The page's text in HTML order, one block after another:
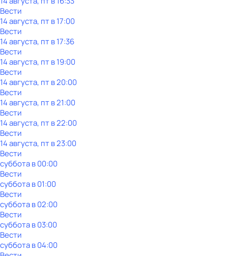
Вести
14 августа, пт в 17:00
Вести
14 августа, пт в 17:36
Вести
14 августа, пт в 19:00
Вести
14 августа, пт в 20:00
Вести
14 августа, пт в 21:00
Вести
14 августа, пт в 22:00
Вести
14 августа, пт в 23:00
Вести
субботав00:00
Вести
субботав01:00
Вести
субботав02:00
Вести
субботав03:00
Вести
субботав04:00